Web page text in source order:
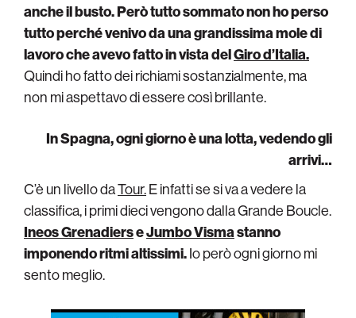
anche il busto. Però tutto sommato non ho perso
tutto perché venivo da una grandissima mole di
lavoro che avevo fatto in vista delGiro d’Italia.
Quindi ho fatto dei richiami sostanzialmente, ma
non mi aspettavo di essere così brillante.
In Spagna, ogni giorno è una lotta, vedendo gli
arrivi…
C’è un livello daTour.E infatti se si va a vedere la
classifica, i primi dieci vengono dalla Grande Boucle.
Ineos GrenadierseJumbo Vismastanno
imponendo ritmi altissimi.Io però ogni giorno mi
sento meglio.